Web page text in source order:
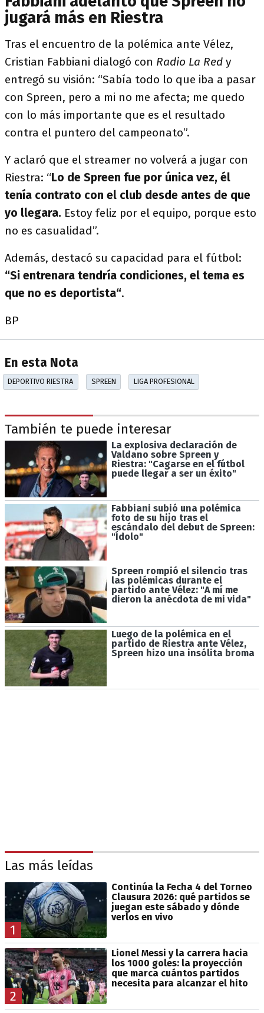
jugará más en Riestra
Tras el encuentro de la polémica ante Vélez,
Cristian Fabbiani dialogó con Radio La Red y
entregó su visión: “Sabía todo lo que iba a pasar
con Spreen, pero a mi no me afecta; me quedo
con lo más importante que es el resultado
contra el puntero del campeonato”.
Y aclaró que el streamer no volverá a jugar con
Riestra: “Lo de Spreen fue por única vez, él
tenía contrato con el club desde antes de que
yo llegara. Estoy feliz por el equipo, porque esto
no es casualidad”.
Además, destacó su capacidad para el fútbol:
“Si entrenara tendría condiciones, el tema es
que no es deportista“.
BP
En esta Nota
DEPORTIVO RIESTRA SPREEN LIGA PROFESIONAL
También te puede interesar
La explosiva declaración de
Valdano sobre Spreen y
Riestra: "Cagarse en el fútbol
puede llegar a ser un éxito"
Fabbiani subió una polémica
foto de su hijo tras el
escándalo del debut de Spreen:
"Ídolo"
Spreen rompió el silencio tras
las polémicas durante el
partido ante Vélez: "A mí me
dieron la anécdota de mi vida"
Luego de la polémica en el
partido de Riestra ante Vélez,
Spreen hizo una insólita broma
Las más leídas
1
Continúa la Fecha 4 del Torneo
Clausura 2026: qué partidos se
juegan este sábado y dónde
verlos en vivo
2
Lionel Messi y la carrera hacia
los 1000 goles: la proyección
que marca cuántos partidos
necesita para alcanzar el hito